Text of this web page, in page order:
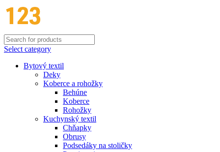
Select category
Bytový textil
Deky
Koberce a rohožky
Behúne
Koberce
Rohožky
Kuchynský textil
Chňapky
Obrusy
Podsedáky na stoličky